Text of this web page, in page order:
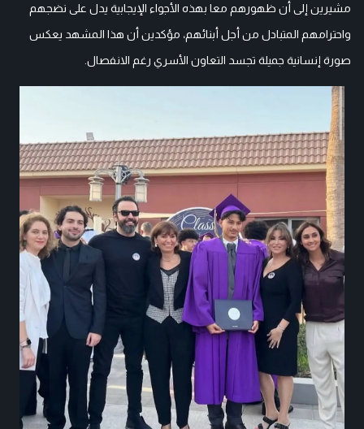
مشيرين إلى أن ظهورهم معا بهذه الأجواء الإيجابية يدل على نضجهم
واحترامهم المتبادل من أجل أبنائهم، مؤكدين أن هذا المشهد يعكس
صورة إنسانية جميلة تجسد التعاون الأسري رغم الانفصال.